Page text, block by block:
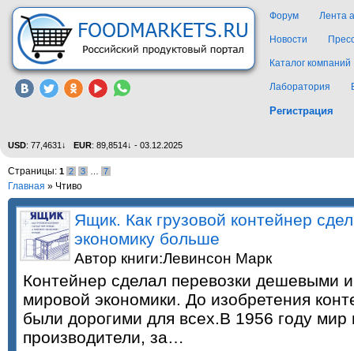
Форум Лента
Новости
Каталог компаний
Лаборатория
Регистрация
USD: 77,4631↓ EUR: 89,8514↓ - 03.12.2025
Страницы: 1 2 3 7
Главная » Чтиво
Ящик. Как грузовой контейнер
экономику больше
Автор книги:Левинсон Марк
Контейнер сделал перевозки дешевыми
мировой экономики. До изобретения
были дорогими для всех.В 1956 году мир
производители, за…